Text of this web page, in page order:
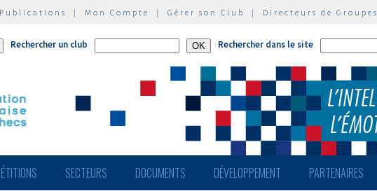
Publications | Mon Compte | Gérer son Club | Directeurs de Groupes
Rechercher un club Rechercher dans le site
SECTEURS DOCUMENTS DÉVELOPPEMENT PARTENAIRES